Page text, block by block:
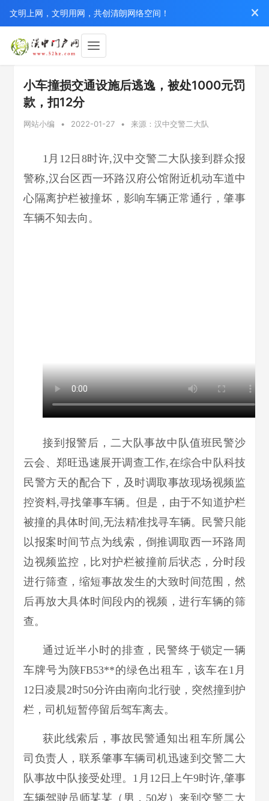
文明上网，文明用网，共创清朗网络空间！
小车撞损交通设施后逃逸，被处1000元罚
款，扣12分
网站小编 • 2022-01-27 • 来源：汉中交警二大队
1月12日8时许,汉中交警二大队接到群众报
警称,汉台区西一环路汉府公馆附近机动车道中
心隔离护栏被撞坏，影响车辆正常通行，肇事
车辆不知去向。
接到报警后，二大队事故中队值班民警沙
云会、郑旺迅速展开调查工作,在综合中队科技
民警方天的配合下，及时调取事故现场视频监
控资料,寻找肇事车辆。但是，由于不知道护栏
被撞的具体时间,无法精准找寻车辆。民警只能
以报案时间节点为线索，倒推调取西一环路周
边视频监控，比对护栏被撞前后状态，分时段
进行筛查，缩短事故发生的大致时间范围，然
后再放大具体时间段内的视频，进行车辆的筛
查。
通过近半小时的排查，民警终于锁定一辆
车牌号为陕FB53**的绿色出租车，该车在1月
12日凌晨2时50分许由南向北行驶，突然撞到护
栏，司机短暂停留后驾车离去。
获此线索后，事故民警通知出租车所属公
司负责人，联系肇事车辆司机迅速到交警二大
队事故中队接受处理。1月12日上午9时许,肇事
车辆驾驶员师某某（男，50岁）来到交警二大